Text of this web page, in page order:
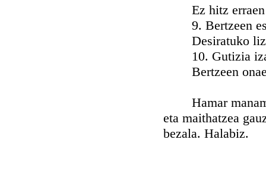
Ez hitz erraen
9. Bertzeen
Desiratuko
10. Gutizia
Bertzeen
Hamar
eta maithatzea
bezala. Halabiz.